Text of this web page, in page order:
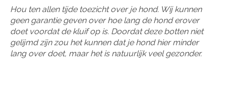
Hou ten allen tijde toezicht over je hond. Wij kunnen
geen garantie geven over hoe lang de hond erover
doet voordat de kluif op is. Doordat deze botten niet
gelijmd zijn zou het kunnen dat je hond hier minder
lang over doet, maar het is natuurlijk veel gezonder.